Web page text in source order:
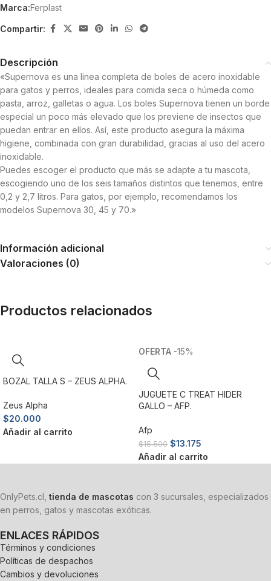
Marca:Ferplast
Compartir:
Descripción
«Supernova es una linea completa de boles de acero inoxidable
para gatos y perros, ideales para comida seca o húmeda como
pasta, arroz, galletas o agua. Los boles Supernova tienen un borde
especial un poco más elevado que los previene de insectos que
puedan entrar en ellos. Así, este producto asegura la máxima
higiene, combinada con gran durabilidad, gracias al uso del acero
inoxidable.
Puedes escoger el producto que más se adapte a tu mascota,
escogiendo uno de los seis tamaños distintos que tenemos, entre
0,2 y 2,7 litros. Para gatos, por ejemplo, recomendamos los
modelos Supernova 30, 45 y 70.»
Información adicional
Valoraciones (0)
Productos relacionados
BOZAL TALLA S – ZEUS ALPHA.
Zeus Alpha
$20.000
Añadir al carrito
-15%
JUGUETE C TREAT HIDER
GALLO – AFP.
Afp
$15.500 $13.175
Añadir al carrito
OnlyPets.cl, tienda de mascotas con 3 sucursales, especializados
en perros, gatos y mascotas exóticas.
ENLACES RÁPIDOS
Términos y condiciones
Políticas de despachos
Cambios y devoluciones